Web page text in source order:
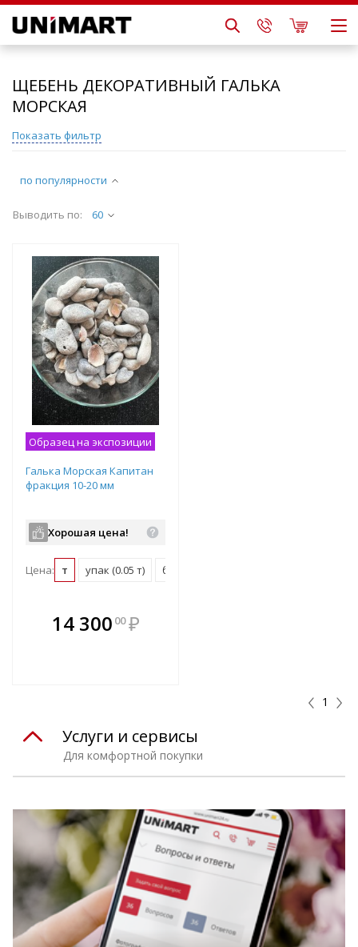
ЩЕБЕНЬ ДЕКОРАТИВНЫЙ ГАЛЬКА
МОРСКАЯ
по популярности
Выводить по: 60
Образец на экспозиции
Галька Морская Капитан
фракция 10-20 мм
Хорошая цена!
Цена: т упак (0.05 т) биг-бэг (1.5 т)
14 300 00 ₽
1
Показать фильтр
Для комфортной покупки
Услуги и сервисы